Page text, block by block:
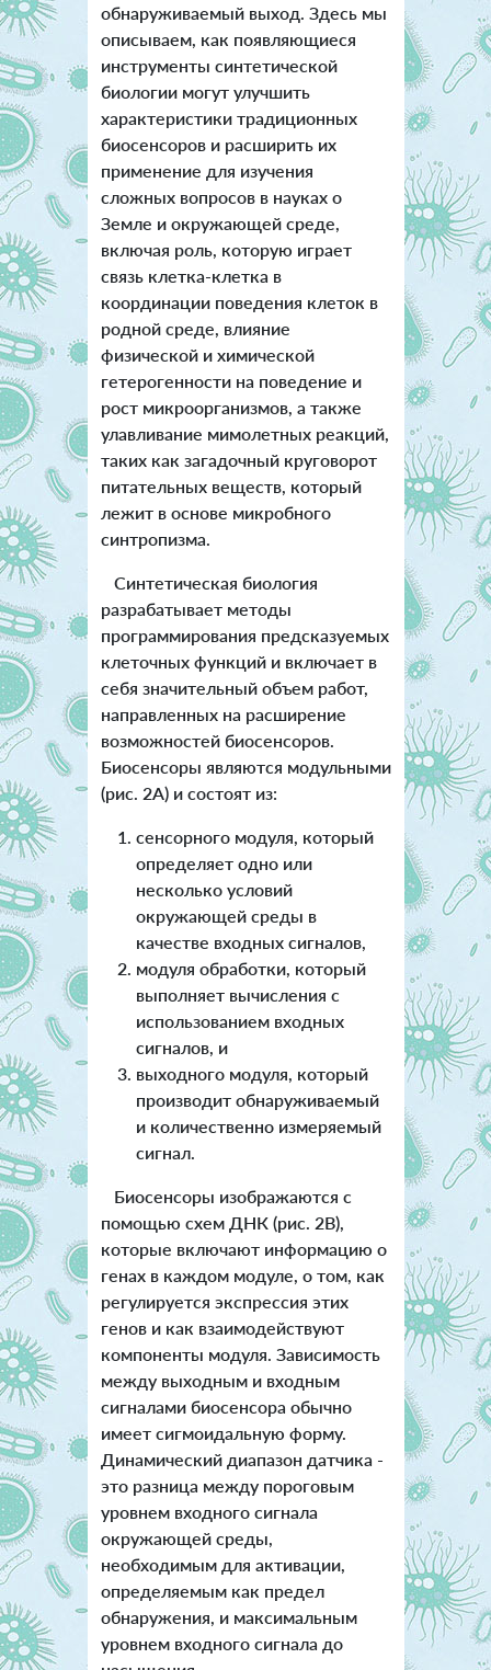
обнаруживаемый выход. Здесь мы
описываем, как появляющиеся
инструменты синтетической
биологии могут улучшить
характеристики традиционных
биосенсоров и расширить их
применение для изучения
сложных вопросов в науках о
Земле и окружающей среде,
включая роль, которую играет
связь клетка-клетка в
координации поведения клеток в
родной среде, влияние
физической и химической
гетерогенности на поведение и
рост микроорганизмов, а также
улавливание мимолетных реакций,
таких как загадочный круговорот
питательных веществ, который
лежит в основе микробного
синтропизма.
Синтетическая биология
разрабатывает методы
программирования предсказуемых
клеточных функций и включает в
себя значительный объем работ,
направленных на расширение
возможностей биосенсоров.
Биосенсоры являются модульными
(рис. 2А) и состоят из:
сенсорного модуля, который
определяет одно или
несколько условий
окружающей среды в
качестве входных сигналов,
модуля обработки, который
выполняет вычисления с
использованием входных
сигналов, и
выходного модуля, который
производит обнаруживаемый
и количественно измеряемый
сигнал.
Биосенсоры изображаются с
помощью схем ДНК (рис. 2B),
которые включают информацию о
генах в каждом модуле, о том, как
регулируется экспрессия этих
генов и как взаимодействуют
компоненты модуля. Зависимость
между выходным и входным
сигналами биосенсора обычно
имеет сигмоидальную форму.
Динамический диапазон датчика -
это разница между пороговым
уровнем входного сигнала
окружающей среды,
необходимым для активации,
определяемым как предел
обнаружения, и максимальным
уровнем входного сигнала до